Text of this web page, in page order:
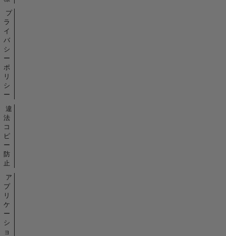
プ
ラ
イ
バ
シ
ー
ポ
リ
シ
ー
違
法
コ
ピ
ー
防
止
ア
プ
リ
ケ
ー
シ
ョ